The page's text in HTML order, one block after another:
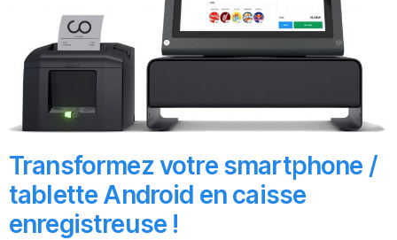
Transformez votre smartphone /
tablette Android en caisse
enregistreuse !